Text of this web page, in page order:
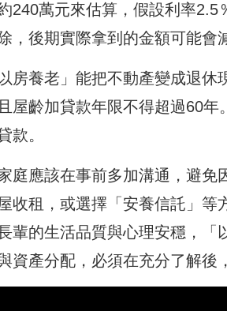
240萬元來估算，假設利率2.5
，後期實際拿到的金額可能會
房養老」能把不動產變成退休
屋齡加貸款年限不得超過60
款。
庭應該在事前多加溝通，避
收租，或選擇「安養信託」
輩的生活品質與心理安穩，
資產分配，必須在充分了解後